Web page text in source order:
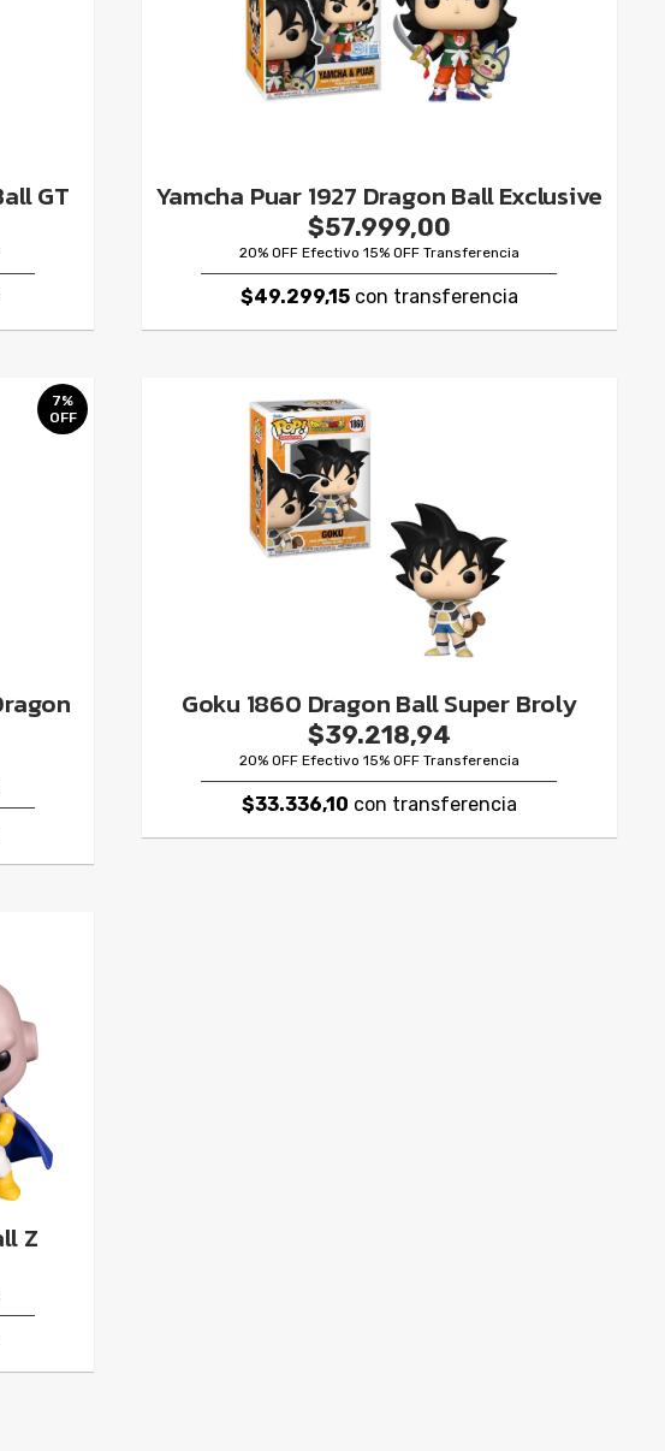
GT Yamcha Puar 1927 Dragon Ball Exclusive
$57.999,00
20% OFF Efectivo 15% OFF Transferencia
$49.299,15con transferencia
7%
OFF
Goku 1860 Dragon Ball Super Broly
$39.218,94
20% OFF Efectivo 15% OFF Transferencia
$33.336,10 con transferencia
Z